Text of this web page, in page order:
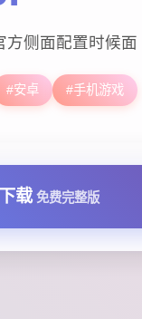
方侧面配置时候面
#安卓 #手机游戏
载 免费完整版